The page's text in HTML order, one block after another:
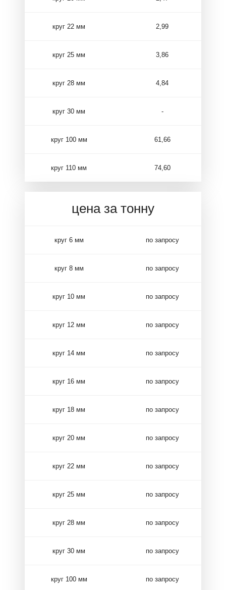
круг 22 мм 2,99
круг 25 мм 3,86
круг 28 мм 4,84
круг 30 мм -
круг 100 мм 61,66
круг 110 мм 74,60
цена за тонну
круг 6 мм по запросу
круг 8 мм по запросу
круг 10 мм по запросу
круг 12 мм по запросу
круг 14 мм по запросу
круг 16 мм по запросу
круг 18 мм по запросу
круг 20 мм по запросу
круг 22 мм по запросу
круг 25 мм по запросу
круг 28 мм по запросу
круг 30 мм по запросу
круг 100 мм по запросу